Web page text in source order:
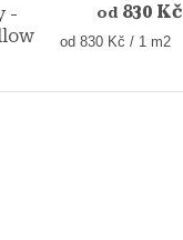
-
od 830 Kč
Měrná
od 830 Kč / 1 m2